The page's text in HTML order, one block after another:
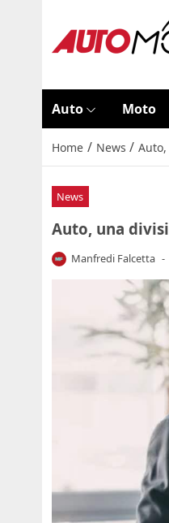
Auto Moto
Home / News /
News
Auto, una
Manfredi Falcetta -